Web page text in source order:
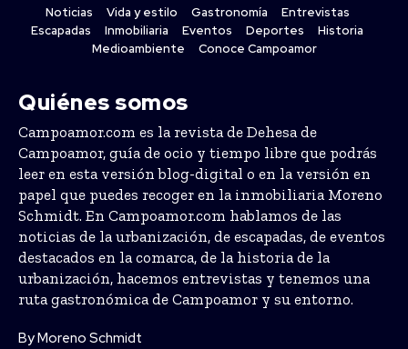
Noticias Vida y estilo Gastronomía
Entrevistas
Escapadas
Inmobiliaria Eventos Deportes
Historia
Medioambiente
Conoce Campoamor
Quiénes somos
Campoamor.com es la revista de Dehesa de
Campoamor, guía de ocio y tiempo libre que podrás
leer en esta versión blog-digital o en la versión en
papel que puedes recoger en la inmobiliaria Moreno
Schmidt. En Campoamor.com hablamos de las
noticias de la urbanización, de escapadas, de eventos
destacados en la comarca, de la historia de la
urbanización, hacemos entrevistas y tenemos una
ruta gastronómica de Campoamor y su entorno.
By Moreno Schmidt